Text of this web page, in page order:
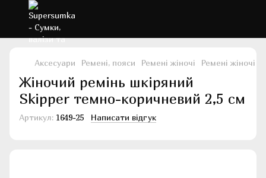
Аксесуари Ремені, пояси Ремені жіночі Ремені жіночі
Жіночий ремінь шкіряний
Skipper темно-коричневий 2,5 см
Артикул: 1649-25 Написати відгук